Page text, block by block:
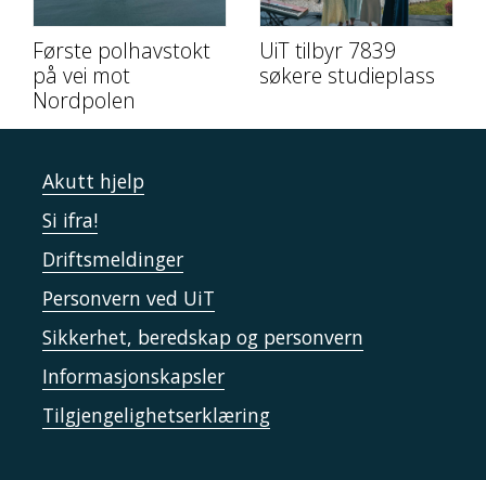
Første polhavstokt
på vei mot
Nordpolen
UiT tilbyr 7839
søkere studieplass
Akutt hjelp
Si ifra!
Driftsmeldinger
Personvern ved UiT
Sikkerhet, beredskap og personvern
Informasjonskapsler
Tilgjengelighetserklæring